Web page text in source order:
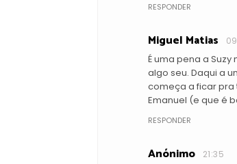
RESPONDER
Miguel Matias
É uma pena a
algo seu. Daqui a
começa a ficar pra
Emanuel (e que é
RESPONDER
Anónimo 21:35